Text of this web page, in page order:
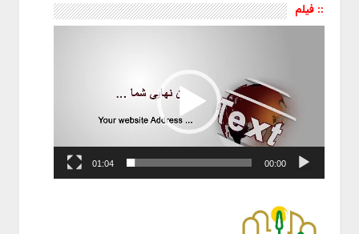
:: فیلم
نمایشگر
00:00
01:04